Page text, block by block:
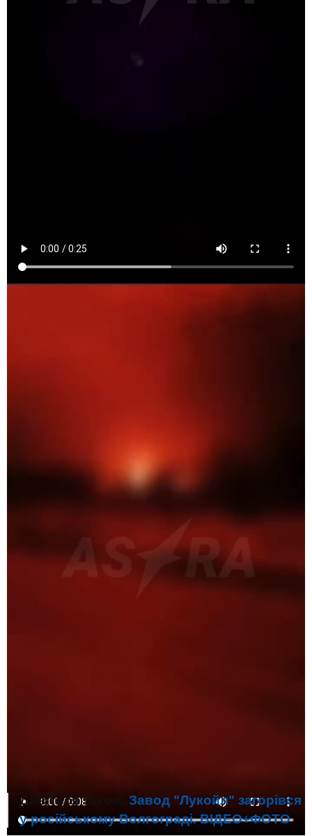
Дивіться також: Завод "Лукойл" загорівся
у російському Волгограді. ВІДЕО+ФОТО